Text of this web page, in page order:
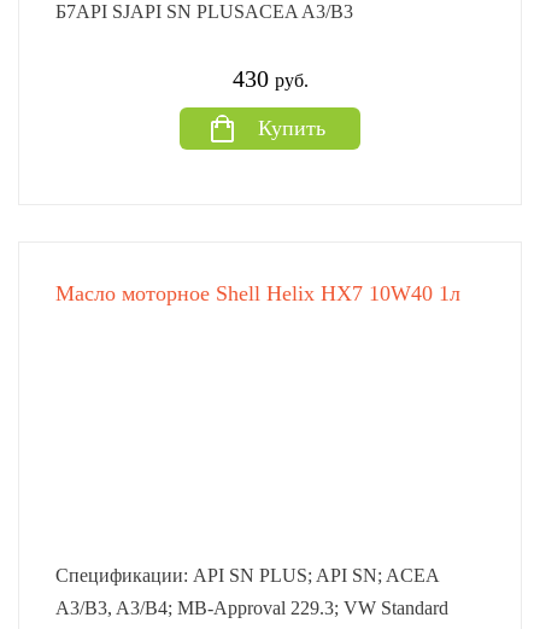
Б7API SJAPI SN PLUSACEA A3/B3
430 руб.
Купить
Масло моторное Shell Helix HX7 10W40 1л
Спецификации: API SN PLUS; API SN; ACEA
A3/B3, A3/B4; MB-Approval 229.3; VW Standard